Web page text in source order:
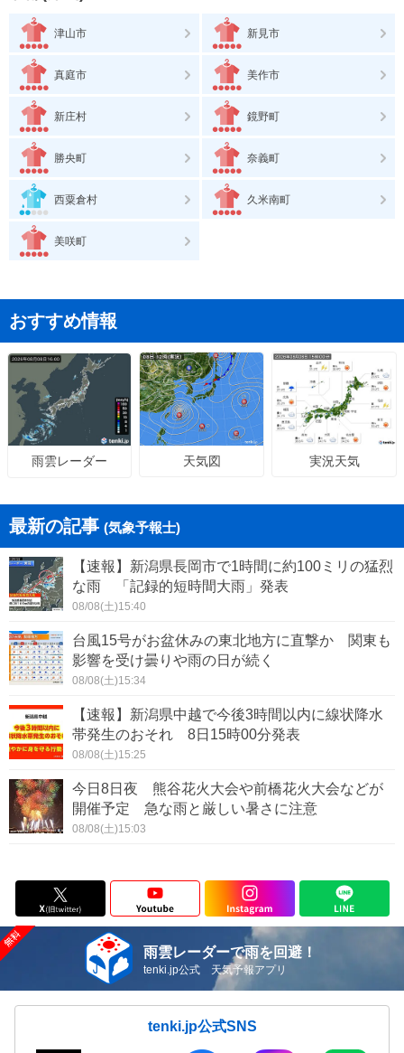
津山市 新見市
真庭市 美作市
新庄村 鏡野町
勝央町 奈義町
西粟倉村 久米南町
美咲町
おすすめ情報
雨雲レーダー 天気図 実況天気
最新の記事 (気象予報士)
【速報】新潟県長岡市で1時間に約100ミリの猛烈
な雨 「記録的短時間大雨」発表
08/08(土)15:40
台風15号がお盆休みの東北地方に直撃か 関東も
影響を受け曇りや雨の日が続く
08/08(土)15:34
【速報】新潟県中越で今後3時間以内に線状降水
帯発生のおそれ 8日15時00分発表
08/08(土)15:25
今日8日夜 熊谷花火大会や前橋花火大会などが
開催予定 急な雨と厳しい暑さに注意
08/08(土)15:03
雨雲レーダーで雨を回避！
tenki.jp公式 天気予報アプリ
tenki.jp公式SNS